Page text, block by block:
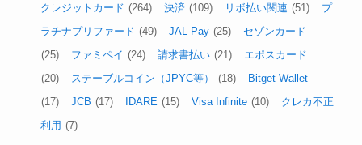
クレジットカード (264) 決済 (109) リボ払い関連 (51)
プ
ラチナプリファード (49) JAL Pay (25)
セゾンカード
(25)
ファミペイ (24) 請求書払い (21)
エポスカード
(20)
ステーブルコイン（JPYC等） (18)
Bitget Wallet
(17)
JCB (17) IDARE (15) Visa Infinite (10)
クレカ不正
利用 (7)